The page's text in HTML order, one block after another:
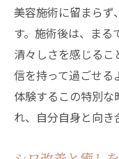
美容施術に留まらず
す。施術後は、まる
清々しさを感じるこ
信を持って過ごせる
体験するこの特別
れ、自分自身と向き